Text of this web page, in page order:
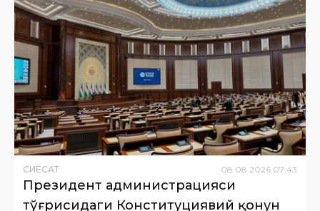
СИËСАТ 08.08.2026 07:43
Президент администрацияси
тўғрисидаги Конституциявий қонун